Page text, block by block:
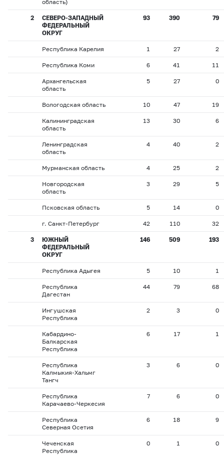
область)
2
СЕВЕРО-ЗАПАДНЫЙ
ФЕДЕРАЛЬНЫЙ
ОКРУГ
93 390 79
Республика Карелия 1 27 2
Республика Коми 6 41 11
Архангельская
область
5 27 0
Вологодская область 10 47 19
Калининградская
область
13 30 6
Ленинградская
область
4 40 2
Мурманская область 4 25 2
Новгородская
область
3 29 5
Псковская область 5 14 0
г. Санкт-Петербург 42 110 32
3
ЮЖНЫЙ
ФЕДЕРАЛЬНЫЙ
ОКРУГ
146 509 193
Республика Адыгея 5 10 1
Республика
Дагестан
44 79 68
Ингушская
Республика
2 3 0
Кабардино-
Балкарская
Республика
6 17 1
Республика
Калмыкия-Хальмг
Тангч
3 6 0
Республика
Карачаево-Черкесия
7 6 0
Республика
Северная Осетия
6 18 9
Чеченская
Республика
0 1 0